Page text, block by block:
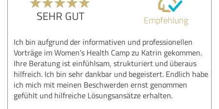
SEHR GUT Empfehlung
Ich bin aufgrund der informativen und professionellen
Vorträge im Women’s Health Camp zu Katrin gekommen.
Ihre Beratung ist einfühlsam, strukturiert und überaus
hilfreich. Ich bin sehr dankbar und begeistert. Endlich habe
ich mich mit meinen Beschwerden ernst genommen
gefühlt und hilfreiche Lösungsansätze erhalten.